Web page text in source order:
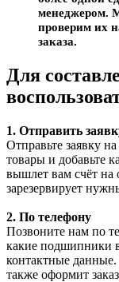
менеджером.
проверим их
заказа.
Для
1. Отправить
Отправьте заявку
товары и добавьте
вышлет вам счёт на
зарезервирует
2. По телефону
Позвоните нам по
какие подшипники
контактные
также оформит